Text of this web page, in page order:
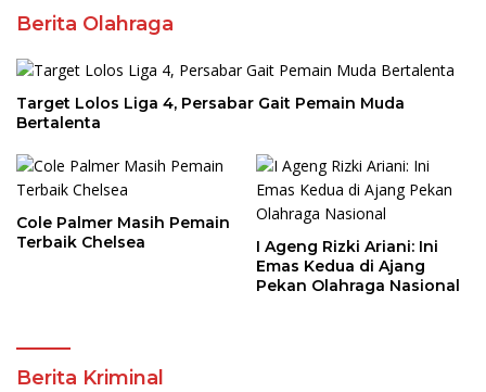
Berita Olahraga
Target Lolos Liga 4, Persabar Gait Pemain Muda
Bertalenta
Cole Palmer Masih Pemain
Terbaik Chelsea
I Ageng Rizki Ariani: Ini
Emas Kedua di Ajang
Pekan Olahraga Nasional
Berita Kriminal